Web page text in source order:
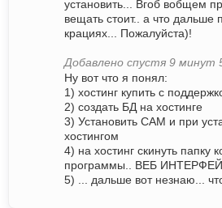
установить... Вгоб вобщем
вещать стоит.. а что
крациях... Пожалуйста)!
Добавлено спустя 9 минут
Ну вот что я понял:
1) хостинг купить с
2) создать БД на хостинге
3) Установить САМ и при
хостингом
4) на хостинг скинуть папку
программы.. ВЕБ
5) ... дальше вот незнаю...